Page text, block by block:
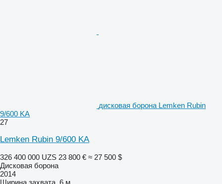
дисковая борона Lemken Rubin
9/600 KA
27
Lemken Rubin 9/600 KA
326 400 000 UZS 23 800 € ≈ 27 500 $
Дисковая борона
2014
Ширина захвата 6 м